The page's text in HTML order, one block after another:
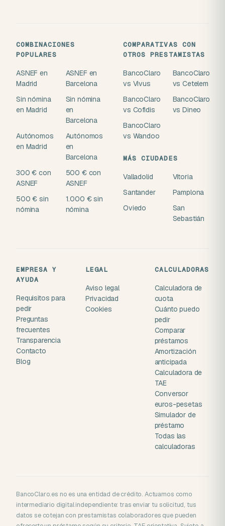
COMBINACIONES
POPULARES
ASNEF en
Madrid
ASNEF en
Barcelona
Sin nómina
en Madrid
Sin nómina
en
Barcelona
Autónomos
en Madrid
Autónomos
en
Barcelona
300 € con
ASNEF
500 € con
ASNEF
500 € sin
nómina
1.000 € sin
nómina
COMPARATIVAS CON
OTROS PRESTAMISTAS
BancoClaro
vs Vivus
BancoClaro
vs Cetelem
BancoClaro
vs Cofidis
BancoClaro
vs Dineo
BancoClaro
vs Wandoo
MÁS CIUDADES
Valladolid
Vitoria
Santander
Pamplona
Oviedo
San
Sebastián
EMPRESA Y
AYUDA
Requisitos para
pedir
Preguntas
frecuentes
Transparencia
Contacto
Blog
LEGAL
Aviso legal
Privacidad
Cookies
CALCULADORAS
Calculadora de
cuota
Cuánto puedo
pedir
Comparar
préstamos
Amortización
anticipada
Calculadora de
TAE
Conversor
euros-pesetas
Simulador de
préstamo
Todas las
calculadoras
BancoClaro.es no es una entidad de crédito. Actuamos como
intermediario digital independiente: tras enviar tu solicitud, tus
datos se cotejan con prestamistas colaboradores que pueden